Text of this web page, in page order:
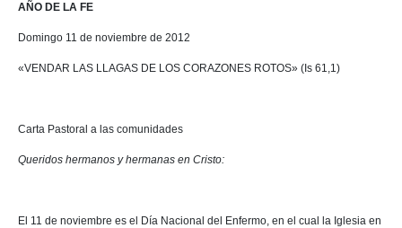
AÑO DE LA FE
Domingo 11 de noviembre de 2012
«VENDAR LAS LLAGAS DE LOS CORAZONES ROTOS» (Is 61,1)
Carta Pastoral a las comunidades
Queridos hermanos y hermanas en Cristo:
El 11 de noviembre es el Día Nacional del Enfermo, en el cual la Iglesia en